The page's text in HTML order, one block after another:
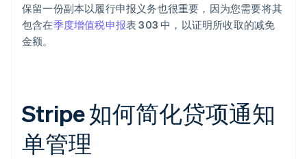
保留一份副本以履行申报义务也很重要，因为您需要将其
包含在季度增值税申报表 303 中，以证明所收取的减免
金额。
Stripe 如何简化贷项通知
单管理